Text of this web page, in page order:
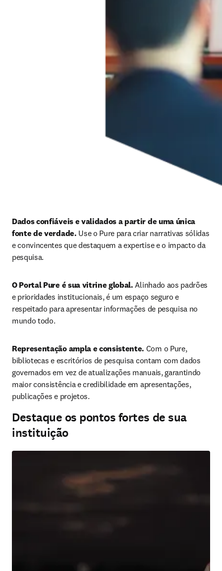
Dados confiáveis e validados a partir de uma única
fonte de verdade. Use o Pure para criar narrativas sólidas
e convincentes que destaquem a expertise e o impacto da
pesquisa.
O Portal Pure é sua vitrine global. Alinhado aos padrões
e prioridades institucionais, é um espaço seguro e
respeitado para apresentar informações de pesquisa no
mundo todo.
Representação ampla e consistente. Com o Pure,
bibliotecas e escritórios de pesquisa contam com dados
governados em vez de atualizações manuais, garantindo
maior consistência e credibilidade em apresentações,
publicações e projetos.
Destaque os pontos fortes de sua
instituição